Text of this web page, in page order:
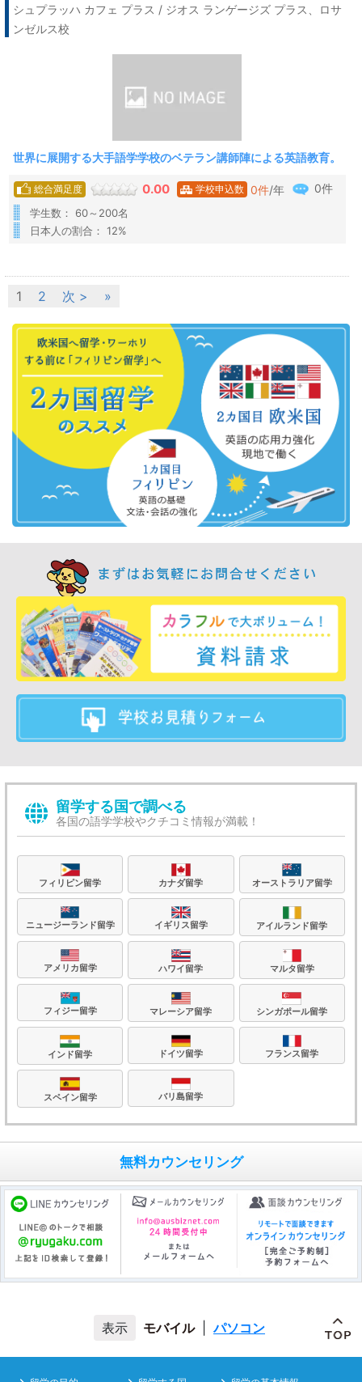
シュプラッハ カフェ プラス / ジオス ランゲージズ プラス、ロサ
ンゼルス校
世界に展開する大手語学学校のベテラン講師陣による英語教育。
総合満足度 0.00 学校申込数 0件/年 0件
学生数： 60～200名
日本人の割合： 12%
1 2 次 > »
留学する国で調べる
各国の語学学校やクチコミ情報が満載！
フィリピン留学 カナダ留学 オーストラリア留学
ニュージーランド留学 イギリス留学 アイルランド留学
アメリカ留学 ハワイ留学 マルタ留学
フィジー留学 マレーシア留学 シンガポール留学
インド留学 ドイツ留学 フランス留学
スペイン留学 バリ島留学
無料カウンセリング
モバイル パソコン